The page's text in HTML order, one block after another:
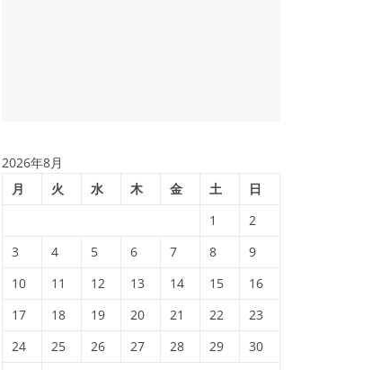
2026年8月
月
火 水 木 金 土
日
1
2
3
4 5 6 7 8
9
10
11 12 13 14 15
16
17
18 19 20 21 22
23
24
25 26 27 28 29
30